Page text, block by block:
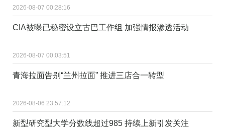
2026-08-07 00:28:16
CIA被曝已秘密设立古巴工作组 加强情报渗透活动
2026-08-07 00:03:51
青海拉面告别“兰州拉面” 推进三店合一转型
2026-08-06 23:57:12
新型研究型大学分数线超过985 持续上新引发关注